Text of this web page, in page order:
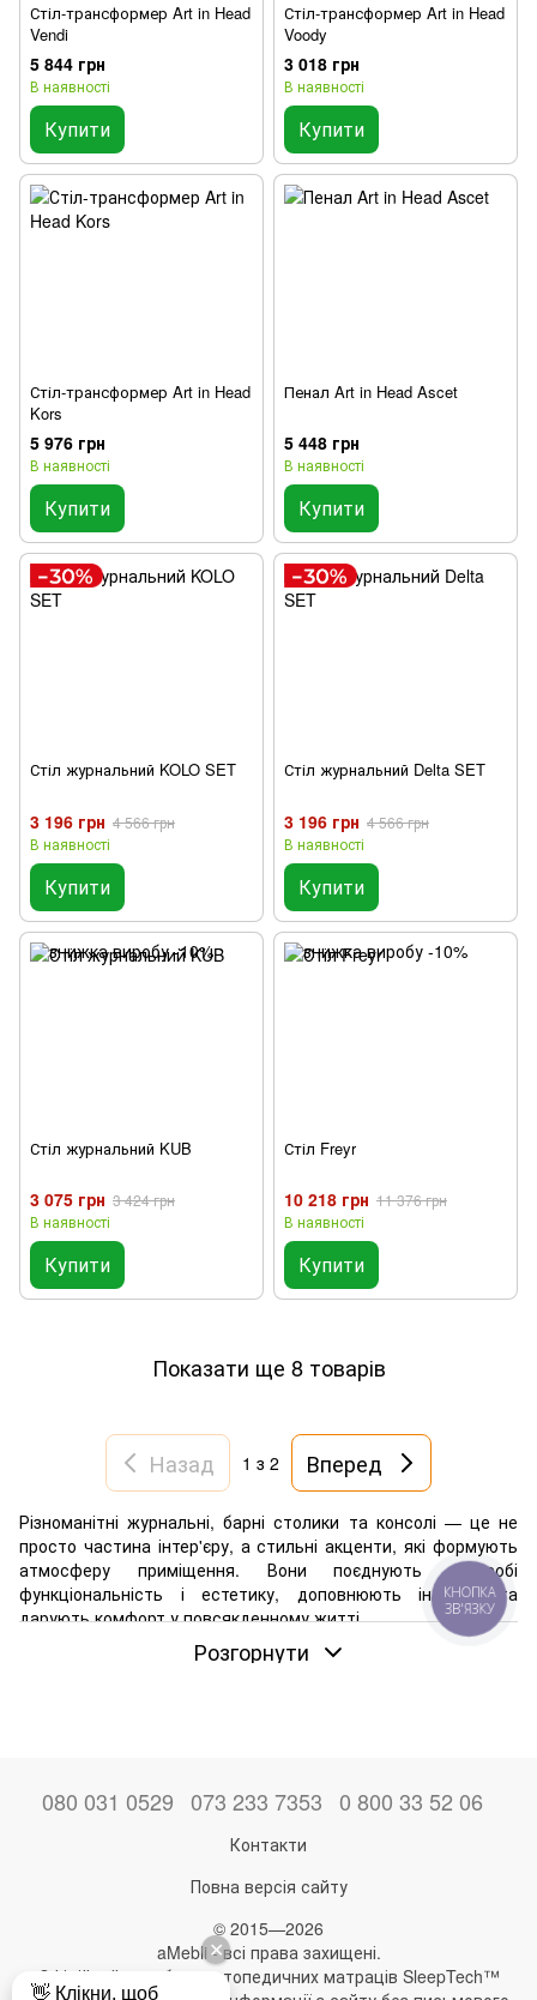
Стіл-трансформер Art in Head
Vendi
5 844 грн
В наявності
Купити
Стіл-трансформер Art in Head
Voody
3 018 грн
В наявності
Купити
Стіл-трансформер Art in Head
Kors
5 976 грн
В наявності
Купити
Пенал Art in Head Ascet
5 448 грн
В наявності
Купити
Стіл журнальний KOLO SET
3 196 грн 4 566 грн
В наявності
Купити
Стіл журнальний Delta SET
3 196 грн 4 566 грн
В наявності
Купити
Стіл журнальний KUB
3 075 грн 3 424 грн
В наявності
Купити
Стіл Freyr
10 218 грн 11 376 грн
В наявності
Купити
Показати ще 8 товарів
Назад 1 з 2 Вперед
Різноманітні журнальні, барні столики та консолі — це не
просто частина інтер'єру, а стильні акценти, які формують
атмосферу приміщення. Вони поєднують у собі
функціональність і естетику, доповнюють інтер'єр та
дарують комфорт у повсякденному житті.
Консольний або журнальний столик — це меблі, які мають
можете, переглянувши наш онлайн-каталог.
Розгорнути
080 031 0529 073 233 7353 0 800 33 52 06
Контакти
Повна версія сайту
© 2015—2026
aMebli - всі права захищені.
Офіційний виробник ортопедичних матраців SleepTech™
КНОПКА
ЗВ'ЯЗКУ